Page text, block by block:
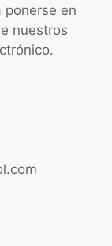
ponerse en
nuestros